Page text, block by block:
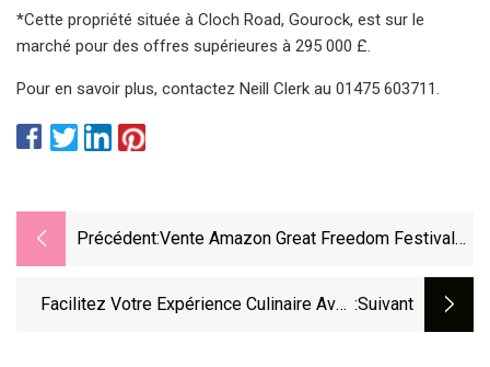
*Cette propriété située à Cloch Road, Gourock, est sur le
marché pour des offres supérieures à 295 000 £.
Pour en savoir plus, contactez Neill Clerk au 01475 603711.
Précédent:Vente Amazon Great Freedom Festival
Cuisinière À Gaz À 4 Brûleurs Avec
Facilitez Votre Expérience Culinaire Avec :suivant